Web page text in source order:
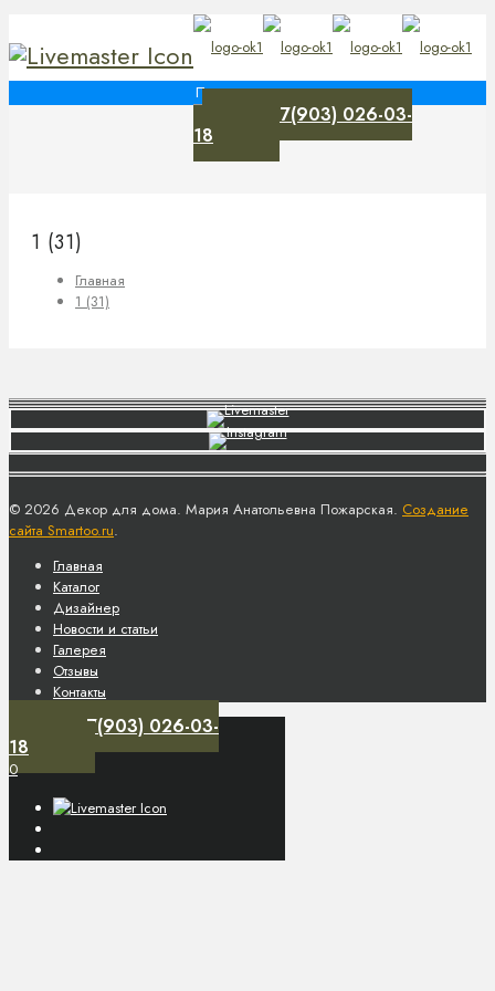
+7(903) 026-03-
18
1 (31)
Главная
1 (31)
© 2026 Декор для дома. Мария Анатольевна Пожарская. Создание
сайта Smartoo.ru.
Главная
Каталог
Дизайнер
Новости и статьи
Галерея
Отзывы
Контакты
+7(903) 026-03-
18
0